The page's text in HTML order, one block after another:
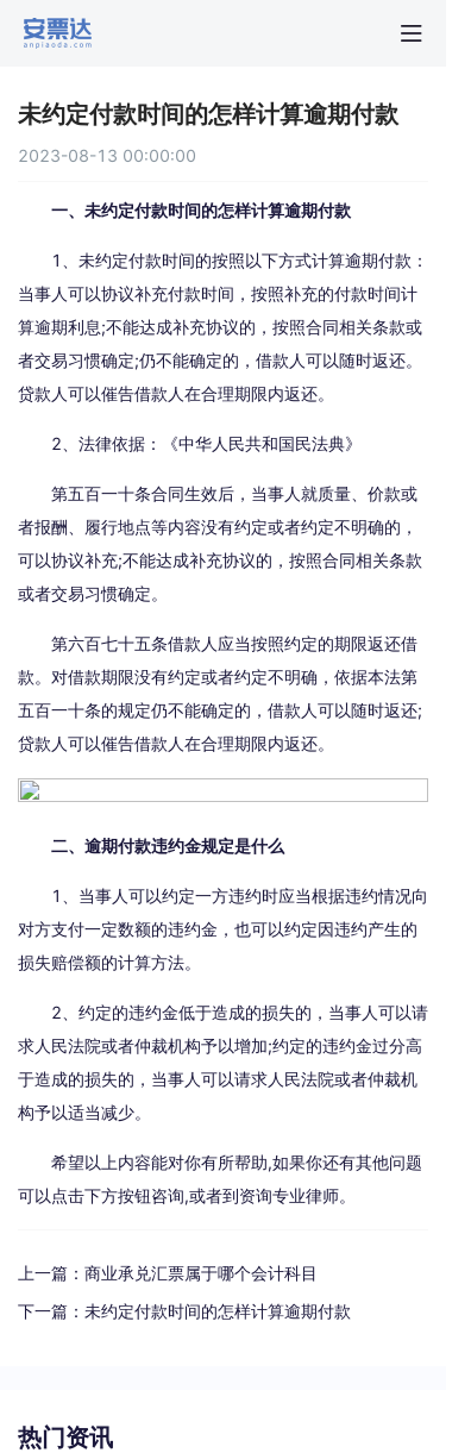
未约定付款时间的怎样计算逾期付款
2023-08-13 00:00:00
一、未约定付款时间的怎样计算逾期付款
1、未约定付款时间的按照以下方式计算逾期付款：
当事人可以协议补充付款时间，按照补充的付款时间计
算逾期利息;不能达成补充协议的，按照合同相关条款或
者交易习惯确定;仍不能确定的，借款人可以随时返还。
贷款人可以催告借款人在合理期限内返还。
2、法律依据：《中华人民共和国民法典》
第五百一十条合同生效后，当事人就质量、价款或
者报酬、履行地点等内容没有约定或者约定不明确的，
可以协议补充;不能达成补充协议的，按照合同相关条款
或者交易习惯确定。
第六百七十五条借款人应当按照约定的期限返还借
款。对借款期限没有约定或者约定不明确，依据本法第
五百一十条的规定仍不能确定的，借款人可以随时返还;
贷款人可以催告借款人在合理期限内返还。
二、逾期付款违约金规定是什么
1、当事人可以约定一方违约时应当根据违约情况向
对方支付一定数额的违约金，也可以约定因违约产生的
损失赔偿额的计算方法。
2、约定的违约金低于造成的损失的，当事人可以请
求人民法院或者仲裁机构予以增加;约定的违约金过分高
于造成的损失的，当事人可以请求人民法院或者仲裁机
构予以适当减少。
希望以上内容能对你有所帮助,如果你还有其他问题
可以点击下方按钮咨询,或者到资询专业律师。
上一篇： 商业承兑汇票属于哪个会计科目
下一篇： 未约定付款时间的怎样计算逾期付款
热门资讯